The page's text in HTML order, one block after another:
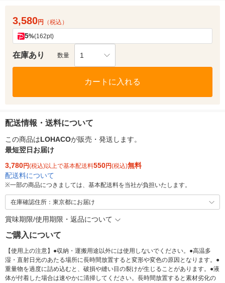
3,580円 （税込）
5%(162pt)
在庫あり 数量 1
カートに入れる
配送情報・送料について
この商品はLOHACOが販売・発送します。
最短翌日お届け
3,780円(税込)以上で基本配送料550円(税込)無料
配送料について
※一部の商品につきましては、基本配送料を当社が負担いたします。
在庫確認住所：東京都にお届け
賞味期限/使用期限・返品について
ご購入について
【使用上の注意】●収納・運搬用途以外には使用しないでください。●高温多
湿・直射日光のあたる場所に長時間放置すると変形や変色の原因となります。●
重量物を過度に詰め込むと、破損や縫い目の裂けが生じることがあります。●液
体が付着した場合は速やかに清掃してください。長時間放置すると素材劣化の